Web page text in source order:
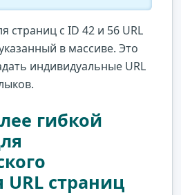
страниц с ID 42 и 56 URL
в массиве. Это
индивидуальные URL
гибкой
страниц